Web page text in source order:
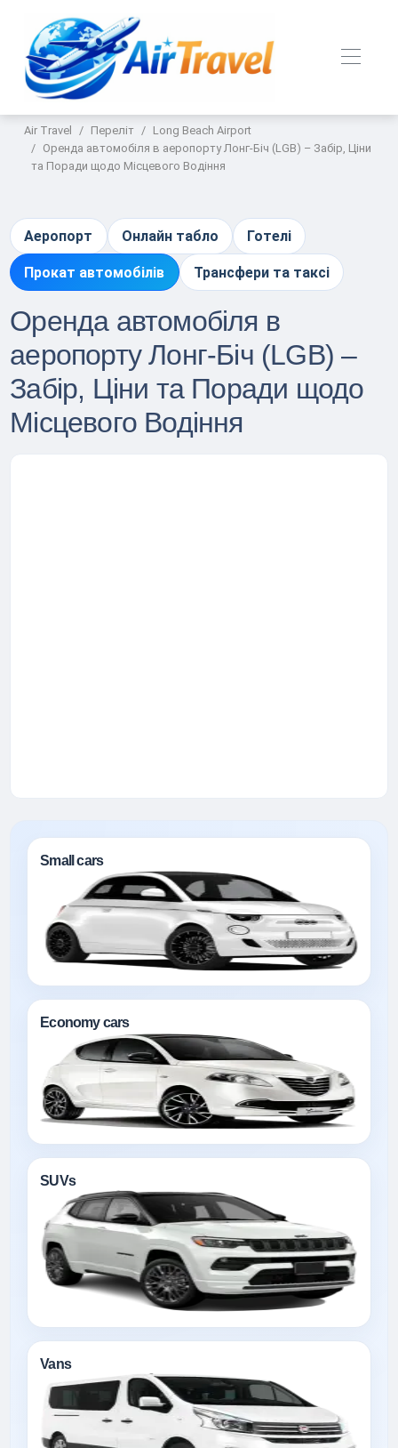
Air Travel Переліт
Long Beach Airport
Оренда автомобіля в аеропорту Лонг-Біч (LGB) – Забір, Ціни
та Поради щодо Місцевого Водіння
Аеропорт Онлайн табло Готелі
Прокат автомобілів Трансфери та таксі
Оренда автомобіля в
аеропорту Лонг-Біч (LGB) –
Забір, Ціни та Поради щодо
Місцевого Водіння
Small cars
Economy cars
SUVs
Vans